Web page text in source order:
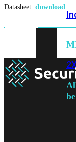
Datasheet: download